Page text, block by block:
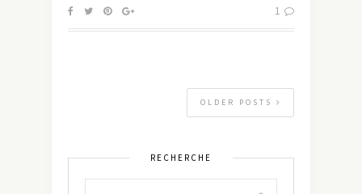
1
OLDER POSTS
RECHERCHE